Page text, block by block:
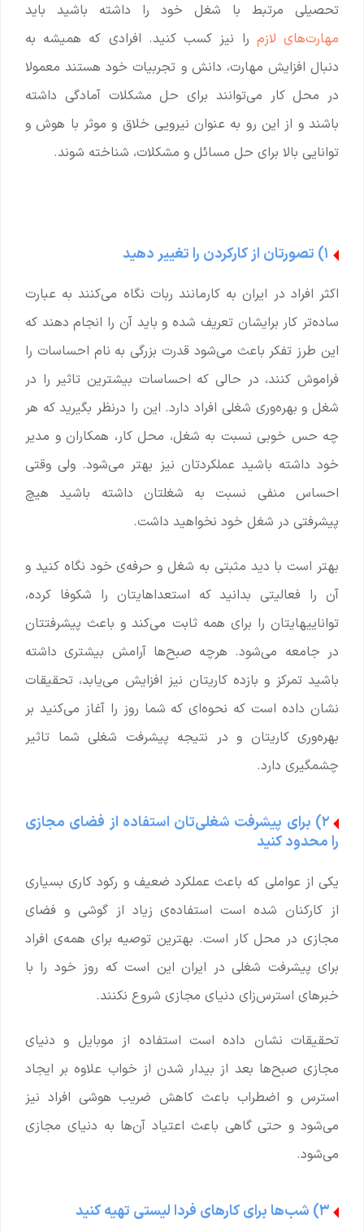
تحصیلی مرتبط با شغل خود را داشته باشید باید
مهارت‌های لازم را نیز کسب کنید. افرادی که همیشه به
دنبال افزایش مهارت، دانش و تجربیات خود هستند معمولا
در محل کار می‌توانند برای حل مشکلات آمادگی داشته
باشند و از این رو به عنوان نیرویی خلاق و موثر با هوش و
توانایی بالا برای حل مسائل و مشکلات، شناخته شوند.
۱) تصورتان از کارکردن را تغییر دهید
اکثر افراد در ایران به کارمانند ربات نگاه می‌کنند به عبارت
ساده‌تر کار برایشان تعریف شده و باید آن را انجام دهند که
این طرز تفکر باعث می‌شود قدرت بزرگی به نام احساسات را
فراموش کنند، در حالی که احساسات بیشترین تاثیر را در
شغل و بهره‌وری شغلی افراد دارد. این را درنظر بگیرید که هر
چه حس خوبی نسبت به شغل، محل کار، همکاران و مدیر
خود داشته باشید عملکردتان نیز بهتر می‌شود. ولی وقتی
احساس منفی نسبت به شغلتان داشته باشید هیچ
پیشرفتی در شغل خود نخواهید داشت.
بهتر است با دید مثبتی به شغل و حرفه‌ی خود نگاه کنید و
آن را فعالیتی بدانید که استعداهایتان را شکوفا کرده،
تواناییهایتان را برای همه ثابت می‌کند و باعث پیشرفتتان
در جامعه می‌شود. هرچه صبح‌ها آرامش بیشتری داشته
باشید تمرکز و بازده کاریتان نیز افزایش می‌یابد، تحقیقات
نشان داده است که نحوه‌ای که شما روز را آغاز می‌کنید بر
بهره‌وری کاریتان و در نتیجه پیشرفت شغلی شما تاثیر
چشمگیری دارد.
۲) برای پیشرفت شغلی‌تان استفاده از فضای مجازی
را محدود کنید
یکی از عواملی که باعث عملکرد ضعیف و رکود کاری بسیاری
از کارکنان شده است استفاده‌ی زیاد از گوشی و فضای
مجازی در محل کار است. بهترین توصیه برای همه‌ی افراد
برای پیشرفت شغلی در ایران این است که روز خود را با
خبرهای استرس‌زای دنیای مجازی شروع نکنند.
تحقیقات نشان داده است استفاده از موبایل و دنیای
مجازی صبح‌ها بعد از بیدار شدن از خواب علاوه بر ایجاد
استرس و اضطراب باعث کاهش ضریب هوشی افراد نیز
می‌شود و حتی گاهی باعث اعتیاد آن‌ها به دنیای مجازی
می‌شود.
۳) شب‌ها برای کارهای فردا لیستی تهیه کنید